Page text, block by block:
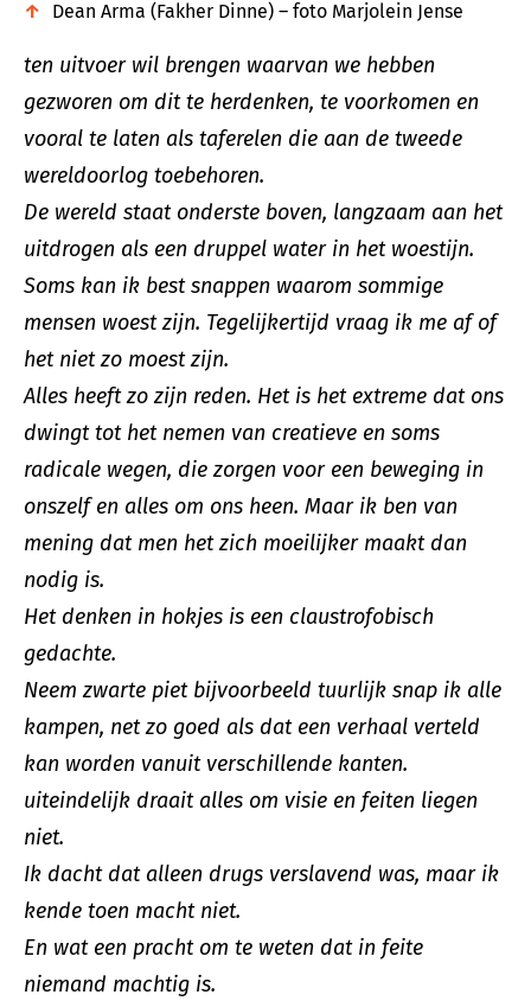
Dean Arma (Fakher Dinne) – foto Marjolein Jense
ten uitvoer wil brengen waarvan we hebben
gezworen om dit te herdenken, te voorkomen en
vooral te laten als taferelen die aan de tweede
wereldoorlog toebehoren.
De wereld staat onderste boven, langzaam aan het
uitdrogen als een druppel water in het woestijn.
Soms kan ik best snappen waarom sommige
mensen woest zijn. Tegelijkertijd vraag ik me af of
het niet zo moest zijn.
Alles heeft zo zijn reden. Het is het extreme dat ons
dwingt tot het nemen van creatieve en soms
radicale wegen, die zorgen voor een beweging in
onszelf en alles om ons heen. Maar ik ben van
mening dat men het zich moeilijker maakt dan
nodig is.
Het denken in hokjes is een claustrofobisch
gedachte.
Neem zwarte piet bijvoorbeeld tuurlijk snap ik alle
kampen, net zo goed als dat een verhaal verteld
kan worden vanuit verschillende kanten.
uiteindelijk draait alles om visie en feiten liegen
niet.
Ik dacht dat alleen drugs verslavend was, maar ik
kende toen macht niet.
En wat een pracht om te weten dat in feite
niemand machtig is.